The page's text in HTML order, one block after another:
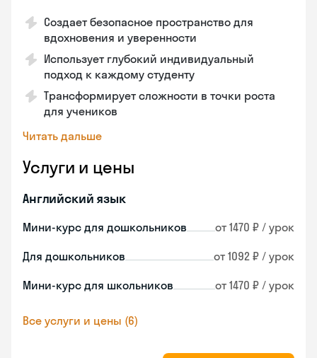
Создает безопасное пространство для
вдохновения и уверенности
Использует глубокий индивидуальный
подход к каждому студенту
Трансформирует сложности в точки роста
для учеников
Читать дальше
Услуги и цены
Английский язык
Мини-курс для дошкольников от 1470 ₽ / урок
Для дошкольников от 1092 ₽ / урок
Мини-курс для школьников от 1470 ₽ / урок
Все услуги и цены (6)